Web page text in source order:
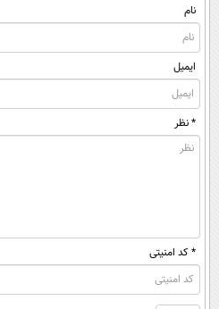
نام
ایمیل
* نظر
* کد امنیتی